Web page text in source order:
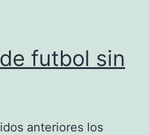
futbol sin
anteriores los